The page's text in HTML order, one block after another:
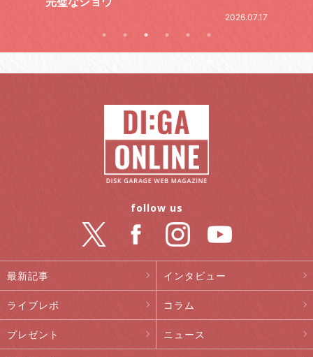
最新記事 インタビュー
ライブレポ コラム
プレゼント ニュース
follow us